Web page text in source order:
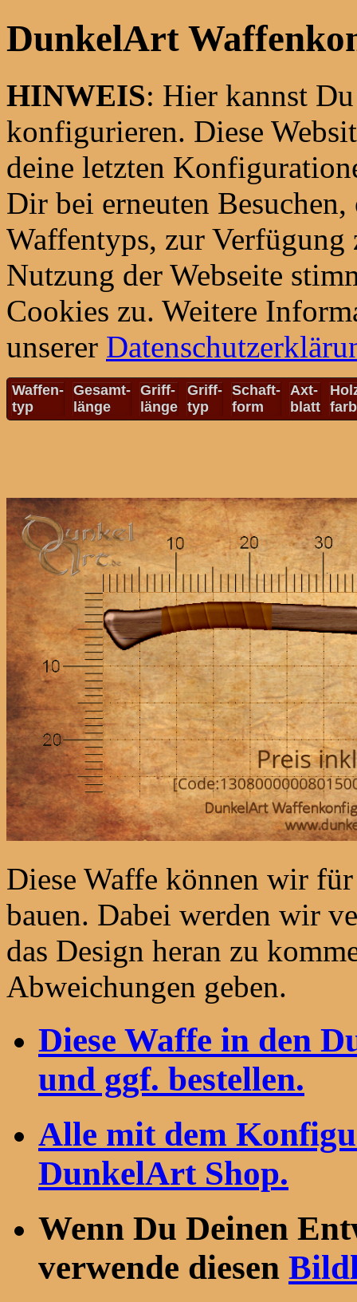
DunkelArt
HINWEIS: Hier kannst
konfigurieren. Diese
deine letzten
Dir bei erneuten
Waffentyps, zur
Nutzung der Webseite
Cookies zu. Weitere
unserer
Waffen-
typ
Gesamt-
länge
Griff-
länge
Griff-
typ
Schaft-
form
Axt-
blatt
Diese Waffe können wir
bauen. Dabei werden wir
das Design heran zu
Abweichungen geben.
Diese Waffe in den
und ggf. bestellen.
Alle mit dem
DunkelArt Shop.
Wenn Du Deinen
verwende diesen